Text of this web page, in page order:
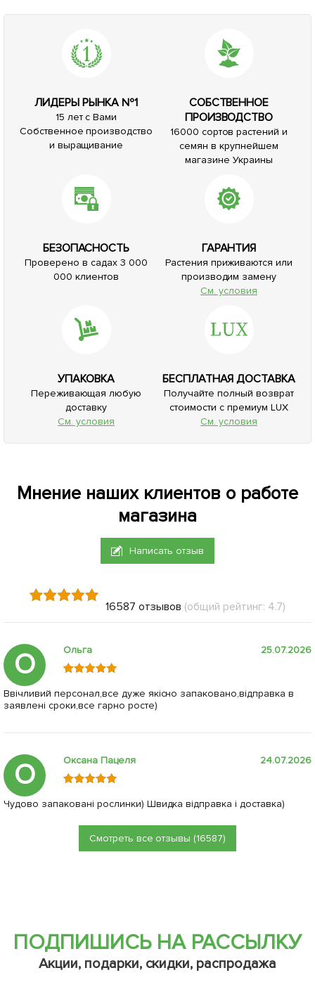
ЛИДЕРЫ РЫНКА №1
15 лет с Вами
Собственное производство
и выращивание
СОБСТВЕННОЕ
ПРОИЗВОДСТВО
16000 сортов растений и
семян в крупнейшем
магазине Украины
БЕЗОПАСНОСТЬ
Проверено в садах 3 000
000 клиентов
ГАРАНТИЯ
Растения приживаются или
производим замену
См. условия
УПАКОВКА
Переживающая любую
доставку
См. условия
БЕСПЛАТНАЯ ДОСТАВКА
Получайте полный возврат
стоимости с премиум LUX
См. условия
Мнение наших клиентов о работе
магазина
Написать отзыв
16587 отзывов (общий рейтинг: 4.7)
О Ольга 25.07.2026
Ввічливий персонал,все дуже якісно запаковано,відправка в
заявлені сроки,все гарно росте)
О Оксана Пацеля 24.07.2026
Чудово запаковані рослинки) Швидка відправка і доставка)
Смотреть все отзывы (16587)
ПОДПИШИСЬ НА РАССЫЛКУ
Акции, подарки, скидки, распродажа